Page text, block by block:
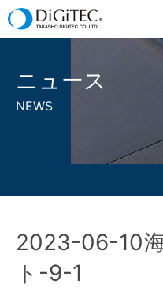
ニュース
NEWS
2023-06-10
ト-9-1